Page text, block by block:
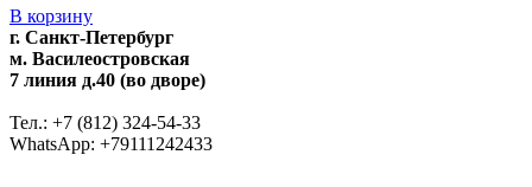
В корзину
г. Санкт-Петербург
м. Василеостровская
7 линия д.40 (во дворе)
Тел.: +7 (812) 324-54-33
WhatsApp: +79111242433